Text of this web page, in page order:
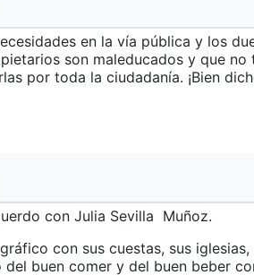
en la vía pública y los
son maleducados y que no
por toda la ciudadanía. ¡Bien
con Julia Sevilla Muñoz.
con sus cuestas, sus
del buen comer y del buen beber